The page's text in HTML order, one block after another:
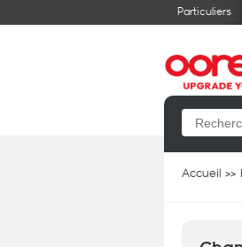
Particuliers
Accueil